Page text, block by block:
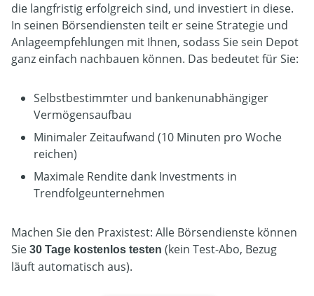
die langfristig erfolgreich sind, und investiert in diese.
In seinen Börsendiensten teilt er seine Strategie und
Anlageempfehlungen mit Ihnen, sodass Sie sein Depot
ganz einfach nachbauen können. Das bedeutet für Sie:
Selbstbestimmter und bankenunabhängiger
Vermögensaufbau
Minimaler Zeitaufwand (10 Minuten pro Woche
reichen)
Maximale Rendite dank Investments in
Trendfolgeunternehmen
Machen Sie den Praxistest: Alle Börsendienste können
Sie 30 Tage kostenlos testen (kein Test-Abo, Bezug
läuft automatisch aus).